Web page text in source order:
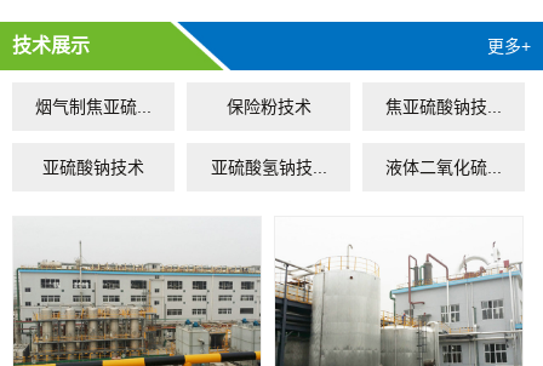
技术展示 更多+
烟气制焦亚硫... 保险粉技术 焦亚硫酸钠技...
亚硫酸钠技术 亚硫酸氢钠技... 液体二氧化硫...